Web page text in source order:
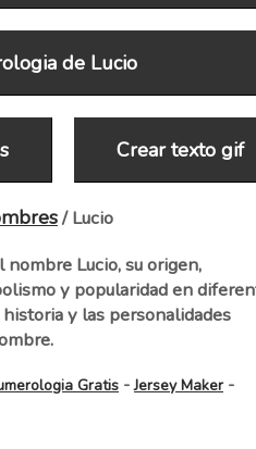
de Lucio
Crear texto gif
/ Lucio
Lucio, su origen,
y popularidad en
y las personalidades
Gratis -Jersey Maker-